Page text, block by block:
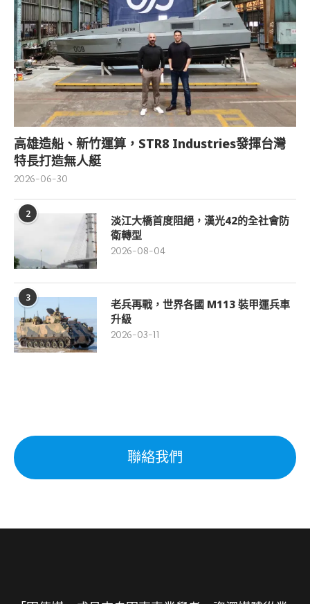
高雄造船、新竹運算，STR8 Industries發揮台灣
特長打造無人艇
2026-06-30
2
淡江大橋首度阻絕，漢光42的全社會防
衛轉型
2026-08-04
3
老兵再戰，世界各國 M113 裝甲運兵車
升級
2026-03-11
聯絡我們